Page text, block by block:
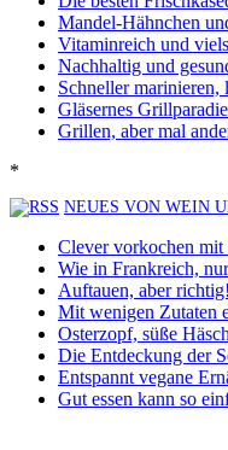
Mandel-Hähnchen
Vitaminreich und
Nachhaltig und
Schneller marinieren,
Gläsernes
Grillen, aber mal
*
NEUES VON WEIN
Clever vorkochen mit
Wie in Frankreich,
Auftauen, aber richtig!
Mit wenigen Zutaten
Osterzopf, süße
Die Entdeckung der
Entspannt vegane
Gut essen kann so